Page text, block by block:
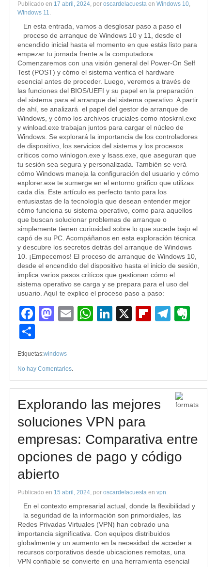
Publicado en 17 abril, 2024, por oscardelacuesta en Windows 10,
Windows 11.
En esta entrada, vamos a desglosar paso a paso el
proceso de arranque de Windows 10 y 11, desde el
encendido inicial hasta el momento en que estás listo para
empezar tu jornada frente a la computadora.
Comenzaremos con una visión general del Power-On Self
Test (POST) y cómo el sistema verifica el hardware
esencial antes de proceder. Luego, veremos a través de
las funciones del BIOS/UEFI y su papel en la preparación
del sistema para el arranque del sistema operativo. A partir
de ahí, se analizará el papel del gestor de arranque de
Windows, y cómo los archivos cruciales como ntoskrnl.exe
y winload.exe trabajan juntos para cargar el núcleo de
Windows. Se explorará la importancia de los controladores
de dispositivo, los servicios del sistema y los procesos
críticos como winlogon.exe y lsass.exe, que aseguran que
tu sesión sea segura y personalizada. También se verá
cómo Windows maneja la configuración del usuario y cómo
explorer.exe te sumerge en el entorno gráfico que utilizas
cada día. Este artículo es perfecto tanto para los
entusiastas de la tecnología que desean entender mejor
cómo funciona su sistema operativo, como para aquellos
que buscan solucionar problemas de arranque o
simplemente tienen curiosidad sobre lo que sucede bajo el
capó de su PC. Acompáñanos en esta exploración técnica
y descubre los secretos detrás del arranque de Windows
10. ¡Empecemos! El proceso de arranque de Windows 10,
desde el encendido del dispositivo hasta el inicio de sesión,
implica varios pasos críticos que gestionan cómo el
sistema operativo se carga y se prepara para el uso del
usuario. Aquí te explico el proceso paso a paso:
Facebook
Mastodon
EmailWhatsApp
LinkedIn
X Flipboard
Etiquetas:windows
No hay Comentarios.
Explorando las mejores
soluciones VPN para
empresas: Comparativa entre
opciones de pago y código
abierto
Publicado en 15 abril, 2024, por oscardelacuesta en vpn.
En el contexto empresarial actual, donde la flexibilidad y
la seguridad de la información son primordiales, las
Redes Privadas Virtuales (VPN) han cobrado una
importancia significativa. Con equipos distribuidos
globalmente y un aumento en la necesidad de acceder a
recursos corporativos desde ubicaciones remotas, una
VPN confiable se convierte en una herramienta esencial